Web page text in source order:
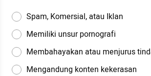
Spam, Komersial, atau Iklan
Memiliki unsur pornografi
Membahayakan atau menjurus
Mengandung konten kekerasan